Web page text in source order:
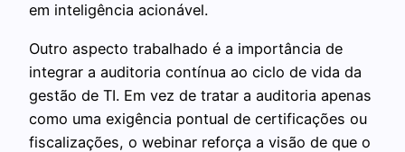
em inteligência acionável.
Outro aspecto trabalhado é a importância de
integrar a auditoria contínua ao ciclo de vida da
gestão de TI. Em vez de tratar a auditoria apenas
como uma exigência pontual de certificações ou
fiscalizações, o webinar reforça a visão de que o